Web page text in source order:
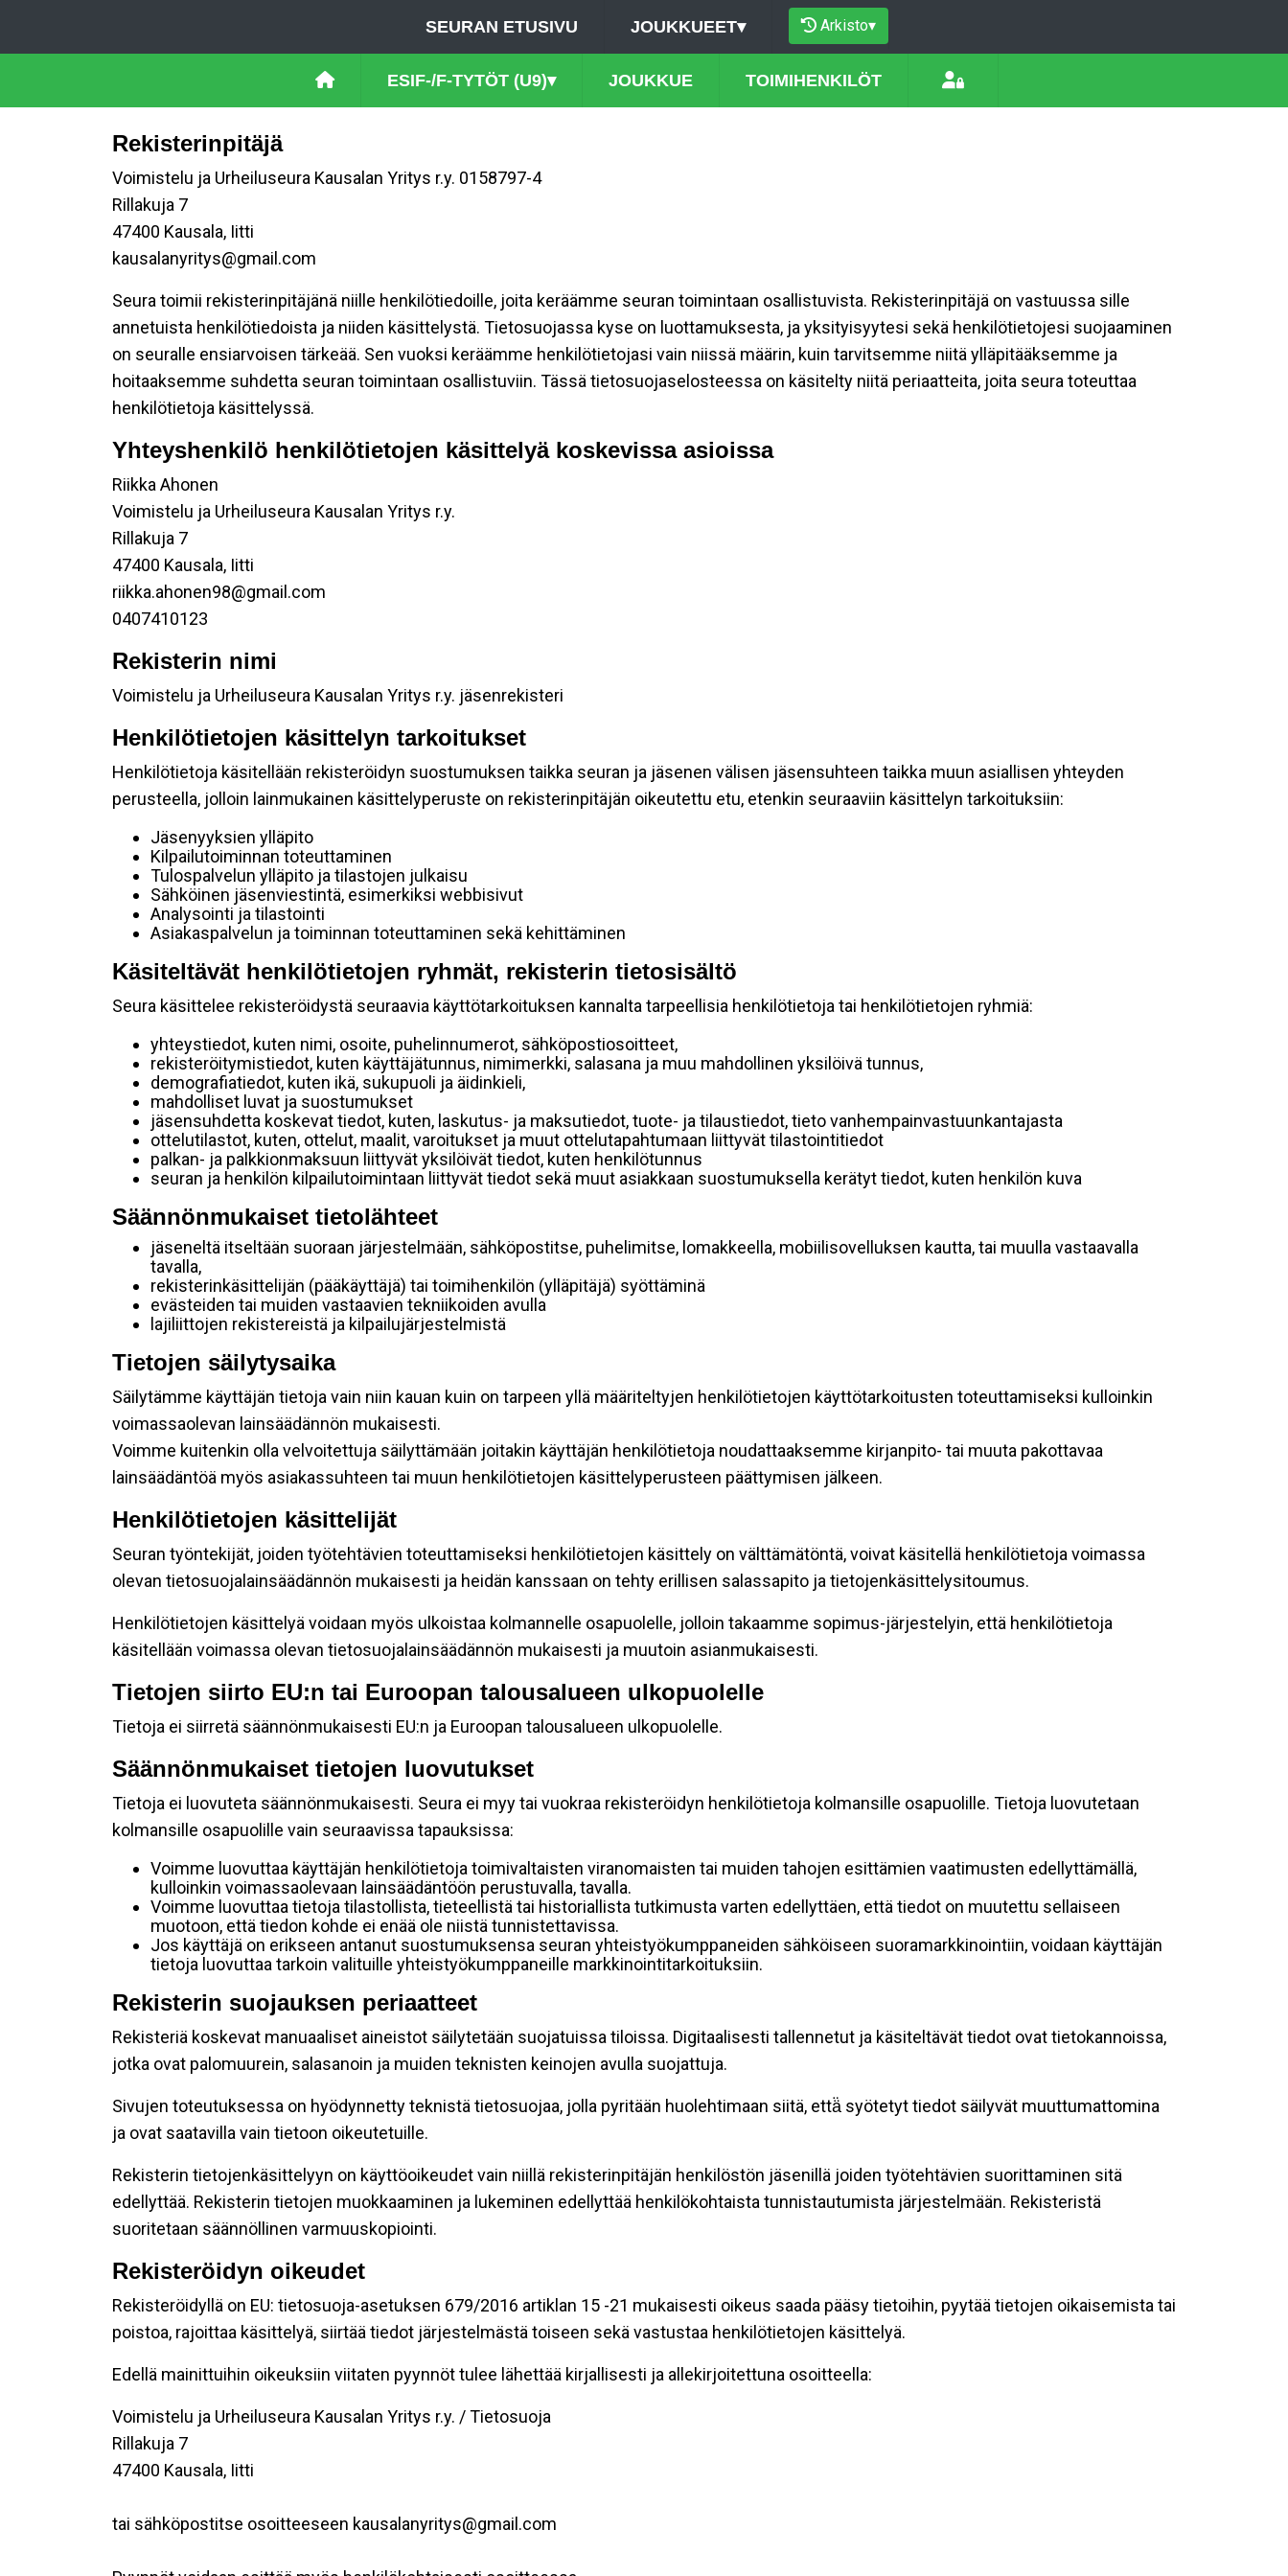
SEURAN ETUSIVU JOUKKUEET▾ Arkisto▾
ESIF-/F-TYTÖT (U9)▾ JOUKKUE TOIMIHENKILÖT
Rekisterinpitäjä
Voimistelu ja Urheiluseura Kausalan Yritys r.y. 0158797-4
Rillakuja 7
47400 Kausala, Iitti
kausalanyritys@gmail.com
Seura toimii rekisterinpitäjänä niille henkilötiedoille, joita keräämme seuran toimintaan osallistuvista. Rekisterinpitäjä on vastuussa sille
annetuista henkilötiedoista ja niiden käsittelystä. Tietosuojassa kyse on luottamuksesta, ja yksityisyytesi sekä henkilötietojesi suojaaminen
on seuralle ensiarvoisen tärkeää. Sen vuoksi keräämme henkilötietojasi vain niissä määrin, kuin tarvitsemme niitä ylläpitääksemme ja
hoitaaksemme suhdetta seuran toimintaan osallistuviin. Tässä tietosuojaselosteessa on käsitelty niitä periaatteita, joita seura toteuttaa
henkilötietoja käsittelyssä.
Yhteyshenkilö henkilötietojen käsittelyä koskevissa asioissa
Riikka Ahonen
Voimistelu ja Urheiluseura Kausalan Yritys r.y.
Rillakuja 7
47400 Kausala, Iitti
riikka.ahonen98@gmail.com
0407410123
Rekisterin nimi
Voimistelu ja Urheiluseura Kausalan Yritys r.y. jäsenrekisteri
Henkilötietojen käsittelyn tarkoitukset
Henkilötietoja käsitellään rekisteröidyn suostumuksen taikka seuran ja jäsenen välisen jäsensuhteen taikka muun asiallisen yhteyden
perusteella, jolloin lainmukainen käsittelyperuste on rekisterinpitäjän oikeutettu etu, etenkin seuraaviin käsittelyn tarkoituksiin:
Jäsenyyksien ylläpito
Kilpailutoiminnan toteuttaminen
Tulospalvelun ylläpito ja tilastojen julkaisu
Sähköinen jäsenviestintä, esimerkiksi webbisivut
Analysointi ja tilastointi
Asiakaspalvelun ja toiminnan toteuttaminen sekä kehittäminen
Käsiteltävät henkilötietojen ryhmät, rekisterin tietosisältö
Seura käsittelee rekisteröidystä seuraavia käyttötarkoituksen kannalta tarpeellisia henkilötietoja tai henkilötietojen ryhmiä:
yhteystiedot, kuten nimi, osoite, puhelinnumerot, sähköpostiosoitteet,
rekisteröitymistiedot, kuten käyttäjätunnus, nimimerkki, salasana ja muu mahdollinen yksilöivä tunnus,
demografiatiedot, kuten ikä, sukupuoli ja äidinkieli,
mahdolliset luvat ja suostumukset
jäsensuhdetta koskevat tiedot, kuten, laskutus- ja maksutiedot, tuote- ja tilaustiedot, tieto vanhempainvastuunkantajasta
ottelutilastot, kuten, ottelut, maalit, varoitukset ja muut ottelutapahtumaan liittyvät tilastointitiedot
palkan- ja palkkionmaksuun liittyvät yksilöivät tiedot, kuten henkilötunnus
seuran ja henkilön kilpailutoimintaan liittyvät tiedot sekä muut asiakkaan suostumuksella kerätyt tiedot, kuten henkilön kuva
Säännönmukaiset tietolähteet
jäseneltä itseltään suoraan järjestelmään, sähköpostitse, puhelimitse, lomakkeella, mobiilisovelluksen kautta, tai muulla vastaavalla
tavalla,
rekisterinkäsittelijän (pääkäyttäjä) tai toimihenkilön (ylläpitäjä) syöttäminä
evästeiden tai muiden vastaavien tekniikoiden avulla
lajiliittojen rekistereistä ja kilpailujärjestelmistä
Tietojen säilytysaika
Säilytämme käyttäjän tietoja vain niin kauan kuin on tarpeen yllä määriteltyjen henkilötietojen käyttötarkoitusten toteuttamiseksi kulloinkin
voimassaolevan lainsäädännön mukaisesti.
Voimme kuitenkin olla velvoitettuja säilyttämään joitakin käyttäjän henkilötietoja noudattaaksemme kirjanpito- tai muuta pakottavaa
lainsäädäntöä myös asiakassuhteen tai muun henkilötietojen käsittelyperusteen päättymisen jälkeen.
Henkilötietojen käsittelijät
Seuran työntekijät, joiden työtehtävien toteuttamiseksi henkilötietojen käsittely on välttämätöntä, voivat käsitellä henkilötietoja voimassa
olevan tietosuojalainsäädännön mukaisesti ja heidän kanssaan on tehty erillisen salassapito ja tietojenkäsittelysitoumus.
Henkilötietojen käsittelyä voidaan myös ulkoistaa kolmannelle osapuolelle, jolloin takaamme sopimus-järjestelyin, että henkilötietoja
käsitellään voimassa olevan tietosuojalainsäädännön mukaisesti ja muutoin asianmukaisesti.
Tietojen siirto EU:n tai Euroopan talousalueen ulkopuolelle
Tietoja ei siirretä säännönmukaisesti EU:n ja Euroopan talousalueen ulkopuolelle.
Säännönmukaiset tietojen luovutukset
Tietoja ei luovuteta säännönmukaisesti. Seura ei myy tai vuokraa rekisteröidyn henkilötietoja kolmansille osapuolille. Tietoja luovutetaan
kolmansille osapuolille vain seuraavissa tapauksissa:
Voimme luovuttaa käyttäjän henkilötietoja toimivaltaisten viranomaisten tai muiden tahojen esittämien vaatimusten edellyttämällä,
kulloinkin voimassaolevaan lainsäädäntöön perustuvalla, tavalla.
Voimme luovuttaa tietoja tilastollista, tieteellistä tai historiallista tutkimusta varten edellyttäen, että tiedot on muutettu sellaiseen
muotoon, että tiedon kohde ei enää ole niistä tunnistettavissa.
Jos käyttäjä on erikseen antanut suostumuksensa seuran yhteistyökumppaneiden sähköiseen suoramarkkinointiin, voidaan käyttäjän
tietoja luovuttaa tarkoin valituille yhteistyökumppaneille markkinointitarkoituksiin.
Rekisterin suojauksen periaatteet
Rekisteriä koskevat manuaaliset aineistot säilytetään suojatuissa tiloissa. Digitaalisesti tallennetut ja käsiteltävät tiedot ovat tietokannoissa,
jotka ovat palomuurein, salasanoin ja muiden teknisten keinojen avulla suojattuja.
Sivujen toteutuksessa on hyödynnetty teknistä tietosuojaa, jolla pyritään huolehtimaan siitä, että̈ syötetyt tiedot säilyvät muuttumattomina
ja ovat saatavilla vain tietoon oikeutetuille.
Rekisterin tietojenkäsittelyyn on käyttöoikeudet vain niillä rekisterinpitäjän henkilöstön jäsenillä joiden työtehtävien suorittaminen sitä
edellyttää. Rekisterin tietojen muokkaaminen ja lukeminen edellyttää henkilökohtaista tunnistautumista järjestelmään. Rekisteristä
suoritetaan säännöllinen varmuuskopiointi.
Rekisteröidyn oikeudet
Rekisteröidyllä on EU: tietosuoja-asetuksen 679/2016 artiklan 15 -21 mukaisesti oikeus saada pääsy tietoihin, pyytää tietojen oikaisemista tai
poistoa, rajoittaa käsittelyä, siirtää tiedot järjestelmästä toiseen sekä vastustaa henkilötietojen käsittelyä.
Edellä mainittuihin oikeuksiin viitaten pyynnöt tulee lähettää kirjallisesti ja allekirjoitettuna osoitteella:
Voimistelu ja Urheiluseura Kausalan Yritys r.y. / Tietosuoja
Rillakuja 7
47400 Kausala, Iitti
tai sähköpostitse osoitteeseen kausalanyritys@gmail.com